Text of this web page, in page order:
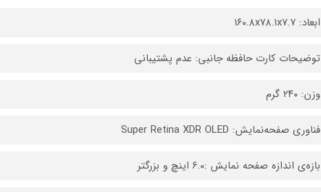
ابعاد: ۱۶۰.۸x۷۸.۱x۷.۷
توضیحات کارت حافظه جانبی: عدم پشتیبانی
وزن: ۲۴۰ گرم
فناوری صفحه‌نمایش: Super Retina XDR OLED
بازه‌ی اندازه صفحه نمایش :۶.۰ اینچ و بزرگتر